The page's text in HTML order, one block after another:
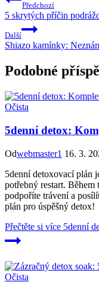
Předchozí
5 skrytých příčin
Další
Shiazo kamínky:
Podobné
Očista
5denní detox:
Odwebmaster1 16. 3.
5denní detoxovací plán
potřebný restart.
podpoříte trávení a
plán pro úspěšný detox!
Přečtěte si více 5denní
Očista